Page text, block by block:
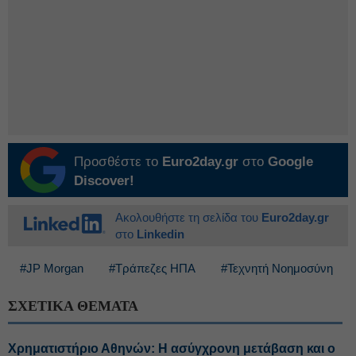
Προσθέστε το Euro2day.gr στο Google
Discover!
Ακολουθήστε τη σελίδα του Euro2day.gr
στο Linkedin
#JP Morgan #Τράπεζες ΗΠΑ #Τεχνητή Νοημοσύνη
ΣΧΕΤΙΚΑ ΘΕΜΑΤΑ
Χρηματιστήριο Αθηνών: Η ασύγχρονη μετάβαση και ο